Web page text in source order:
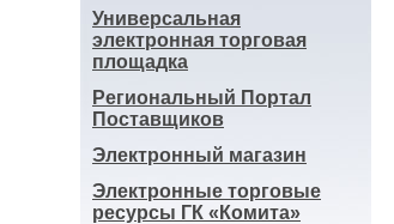
Универсальная
электронная торговая
площадка
Региональный Портал
Поставщиков
Электронный магазин
Электронные торговые
ресурсы ГК «Комита»